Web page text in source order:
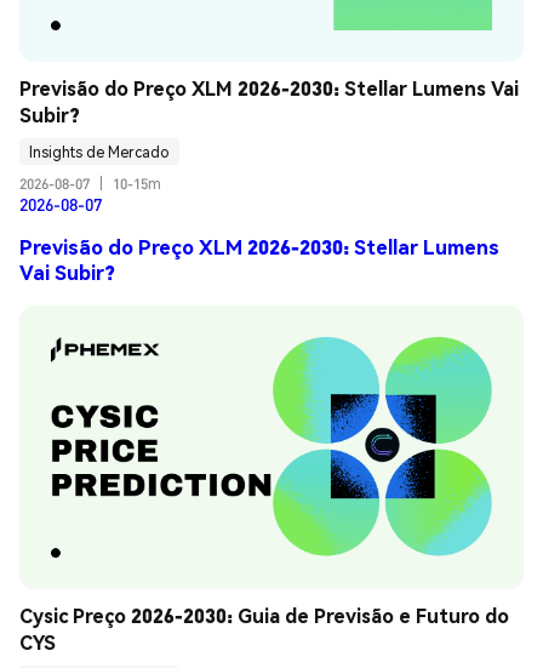
Previsão do Preço XLM 2026-2030: Stellar Lumens Vai
Subir?
Insights de Mercado
2026-08-07
10-15m
2026-08-07
Previsão do Preço XLM 2026-2030: Stellar Lumens
Vai Subir?
Cysic Preço 2026-2030: Guia de Previsão e Futuro do
CYS